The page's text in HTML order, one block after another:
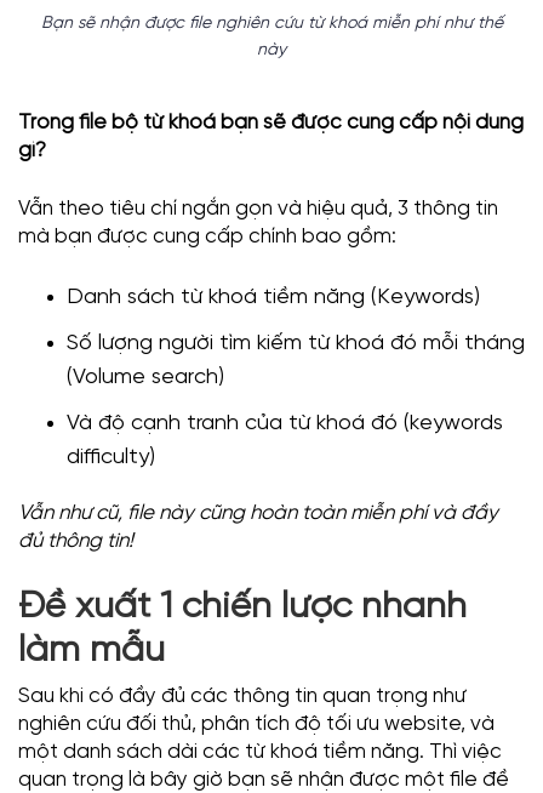
Bạn sẽ nhận được file nghiên cứu từ khoá miễn phí như thế
này
Trong file bộ từ khoá bạn sẽ được cung cấp nội dung
gì?
Vẫn theo tiêu chí ngắn gọn và hiệu quả, 3 thông tin
mà bạn được cung cấp chính bao gồm:
Danh sách từ khoá tiềm năng (Keywords)
Số lượng người tìm kiếm từ khoá đó mỗi tháng
(Volume search)
Và độ cạnh tranh của từ khoá đó (keywords
difficulty)
Vẫn như cũ, file này cũng hoàn toàn miễn phí và đầy
đủ thông tin!
Đề xuất 1 chiến lược nhanh
làm mẫu
Sau khi có đầy đủ các thông tin quan trọng như
nghiên cứu đối thủ, phân tích độ tối ưu website, và
một danh sách dài các từ khoá tiềm năng. Thì việc
quan trọng là bây giờ bạn sẽ nhận được một file đề